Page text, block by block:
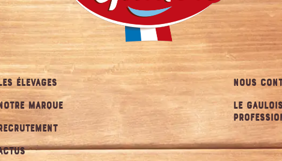
ÉLEVAGES
MARQUE
NOUS
LE GAULOIS